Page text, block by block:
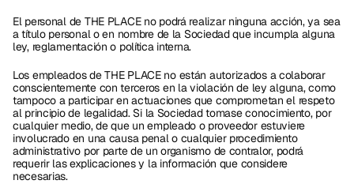
El personal de THE PLACE no podrá realizar ninguna acción, ya sea
a título personal o en nombre de la Sociedad que incumpla alguna
ley, reglamentación o política interna.
Los empleados de THE PLACE no están autorizados a colaborar
conscientemente con terceros en la violación de ley alguna, como
tampoco a participar en actuaciones que comprometan el respeto
al principio de legalidad. Si la Sociedad tomase conocimiento, por
cualquier medio, de que un empleado o proveedor estuviere
involucrado en una causa penal o cualquier procedimiento
administrativo por parte de un organismo de contralor, podrá
requerir las explicaciones y la información que considere
necesarias.